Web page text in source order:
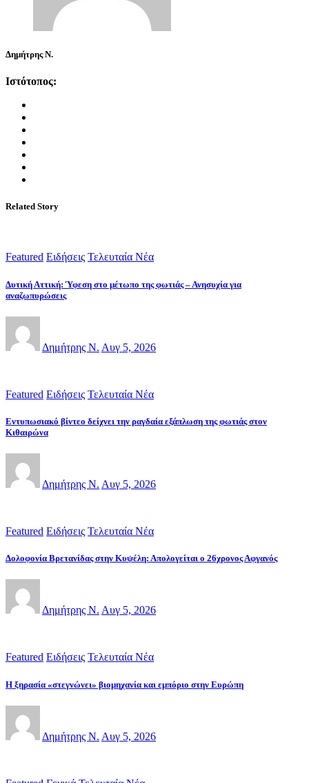
Δημήτρης Ν.
Ιστότοπος:
Related Story
Featured Ειδήσεις Τελευταία Νέα
Δυτική Αττική: Ύφεση στο μέτωπο της φωτιάς – Ανησυχία για
αναζωπυρώσεις
Δημήτρης Ν. Αυγ 5, 2026
Featured Ειδήσεις Τελευταία Νέα
Εντυπωσιακό βίντεο δείχνει την ραγδαία εξάπλωση της φωτιάς στον
Κιθαιρώνα
Δημήτρης Ν. Αυγ 5, 2026
Featured Ειδήσεις Τελευταία Νέα
Δολοφονία Βρετανίδας στην Κυψέλη: Απολογείται ο 26χρονος Αφγανός
Δημήτρης Ν. Αυγ 5, 2026
Featured Ειδήσεις Τελευταία Νέα
Η ξηρασία «στεγνώνει» βιομηχανία και εμπόριο στην Ευρώπη
Δημήτρης Ν. Αυγ 5, 2026